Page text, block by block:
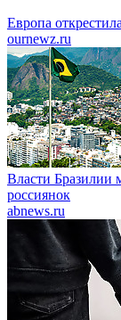
Европа
ournewz.ru
Власти Бразилии
россиянок
abnews.ru